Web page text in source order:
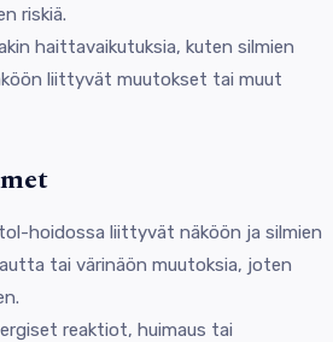
riskiä.
haittavaikutuksia, kuten silmien
liittyvät muutokset tai muut
hoidossa liittyvät näköön ja silmien
tai värinäön muutoksia, joten
reaktiot, huimaus tai